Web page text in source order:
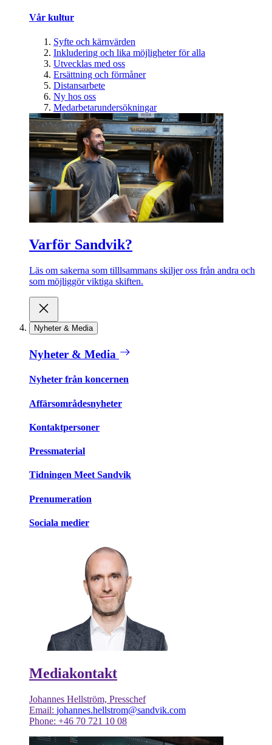
Vår kultur
Syfte och kärnvärden
Inkludering och lika möjligheter för alla
Utvecklas med oss
Ersättning och förmåner
Distansarbete
Ny hos oss
Medarbetarundersökningar
Varför Sandvik?
Läs om sakerna som tilllsammans skiljer oss från andra och
som möjliggör viktiga skiften.
Nyheter & Media
Nyheter & Media
Nyheter från koncernen
Affärsområdesnyheter
Kontaktpersoner
Pressmaterial
Tidningen Meet Sandvik
Prenumeration
Sociala medier
Mediakontakt
Johannes Hellström, Presschef
Email: johannes.hellstrom@sandvik.com
Phone: +46 70 721 10 08